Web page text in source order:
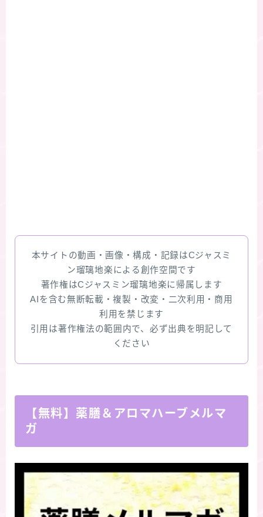
本サイトの動画・画像・構成・記録はCジャスミ
ン瑠璃地楽による創作空間です
著作権はCジャスミン瑠璃地楽に帰属します
AIを含む無断転載・複製・改変・二次利用・商用
利用を禁じます
引用は著作権法の範囲内で、必ず出典を明記して
ください
【無料】薬膳＆アロマハーブメルマ
ガ